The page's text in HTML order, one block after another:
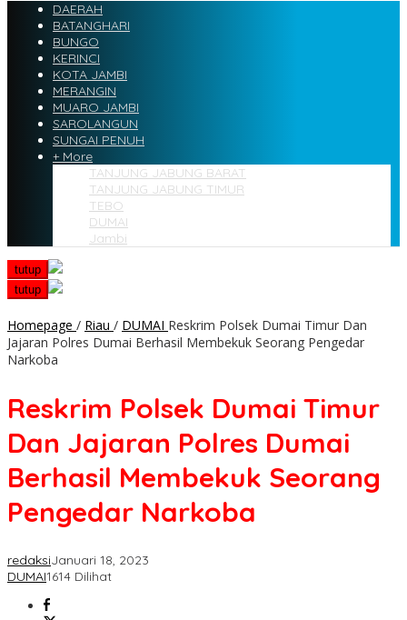
DAERAH
BATANGHARI
BUNGO
KERINCI
KOTA JAMBI
MERANGIN
MUARO JAMBI
SAROLANGUN
SUNGAI PENUH
+ More
TANJUNG JABUNG BARAT
TANJUNG JABUNG TIMUR
TEBO
DUMAI
Jambi
tutup
tutup
Homepage / Riau / DUMAI Reskrim Polsek Dumai Timur Dan
Jajaran Polres Dumai Berhasil Membekuk Seorang Pengedar
Narkoba
Reskrim Polsek Dumai Timur
Dan Jajaran Polres Dumai
Berhasil Membekuk Seorang
Pengedar Narkoba
redaksiJanuari 18, 2023
DUMAI1614 Dilihat